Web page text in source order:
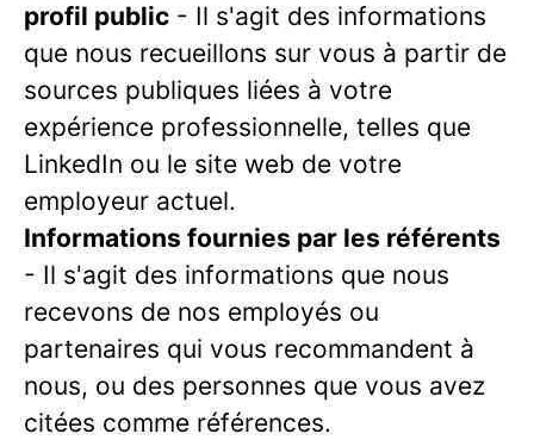
profil public - Il s'agit des informations
que nous recueillons sur vous à partir de
sources publiques liées à votre
expérience professionnelle, telles que
LinkedIn ou le site web de votre
employeur actuel.
Informations fournies par les référents
- Il s'agit des informations que nous
recevons de nos employés ou
partenaires qui vous recommandent à
nous, ou des personnes que vous avez
citées comme références.